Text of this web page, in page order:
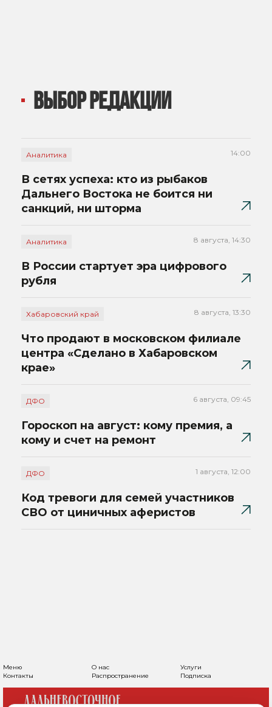
ВЫБОР РЕДАКЦИИ
Аналитика 14:00
В сетях успеха: кто из рыбаков
Дальнего Востока не боится ни
санкций, ни шторма
Аналитика 8 августа, 14:30
В России стартует эра цифрового
рубля
Хабаровский край 8 августа, 13:30
Что продают в московском филиале
центра «Сделано в Хабаровском
крае»
ДФО 6 августа, 09:45
Гороскоп на август: кому премия, а
кому и счет на ремонт
ДФО 1 августа, 12:00
Код тревоги для семей участников
СВО от циничных аферистов
Меню О нас
Услуги
Контакты
Распространение Подписка